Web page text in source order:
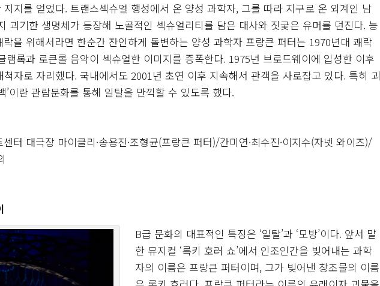
지를 얻었다. 트랜스섹슈얼 행성에서 온 양성 과학자, 그를 따라 지구로 온 외계인 남
괴기한 생명체가 등장해 노골적인 섹슈얼리티를 담은 대사와 짓궂은 유머를 던진다. 능
을 위해서라면 한순간 잔인하게 돌변하는 양성 과학자 프랑큰 퍼터는 1970년대 쾌락
램록과 로큰롤 음악이 섹슈얼한 이미지를 증폭한다. 1975년 브로드웨이에 입성한 이후
자로 자리했다. 국내에서도 2001년 초연 이후 지속해서 관객을 사로잡고 있다. 특히 괴
’이란 관람문화를 통해 일탈을 만끽할 수 있도록 했다.
터 대극장 마이클리·송용진·조형균(프랑큰 퍼터)/간미연·최수진·이지수(자넷 와이즈)/
B급 문화의 대표적인 특징은 ‘일탈’과 ‘모방’이다. 앞서 말
한 뮤지컬 ‘록키 호러 쇼’에서 인조인간을 빚어내는 과학
자의 이름은 프랑큰 퍼터이며, 그가 빚어낸 창조물의 이름